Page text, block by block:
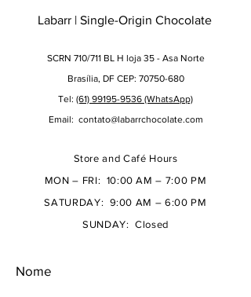
Labarr | Single-Origin Chocolate
SCRN 710/711 BL H loja 35 - Asa Norte
Brasília, DF CEP: 70750-680
Tel: (61) 99195-9536 (WhatsApp)
Email: contato@labarrchocolate.com
Store and Café Hours
MON – FRI: 10:00 AM – 7:00 PM
SATURDAY: 9:00 AM – 6:00 PM
SUNDAY: Closed
Nome